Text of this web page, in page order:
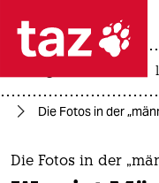
 taz
themen
Die Fotos in der
Die Fotos in der